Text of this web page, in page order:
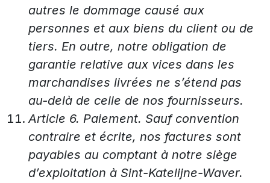
autres le dommage causé aux
personnes et aux biens du client ou de
tiers. En outre, notre obligation de
garantie relative aux vices dans les
marchandises livrées ne s’étend pas
au-delà de celle de nos fournisseurs.
Article 6. Paiement. Sauf convention
contraire et écrite, nos factures sont
payables au comptant à notre siège
d’exploitation à Sint-Katelijne-Waver.